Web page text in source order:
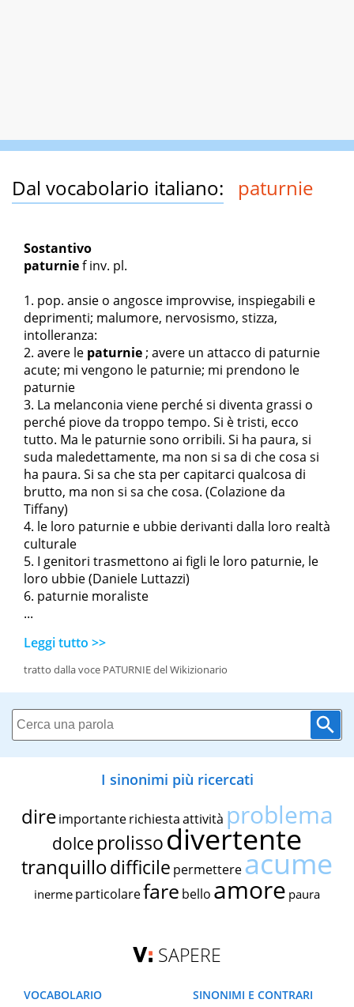
Dal vocabolario italiano: paturnie
Sostantivo
paturniefinv. pl.
pop. ansie o angosce improvvise, inspiegabili e
deprimenti; malumore, nervosismo, stizza,
intolleranza:
avere le paturnie ; avere un attacco di paturnie
acute; mi vengono le paturnie; mi prendono le
paturnie
La melanconia viene perché si diventa grassi o
perché piove da troppo tempo. Si è tristi, ecco
tutto. Ma le paturnie sono orribili. Si ha paura, si
suda maledettamente, ma non si sa di che cosa si
ha paura. Si sa che sta per capitarci qualcosa di
brutto, ma non si sa che cosa. (Colazione da
Tiffany)
le loro paturnie e ubbie derivanti dalla loro realtà
culturale
I genitori trasmettono ai figli le loro paturnie, le
loro ubbie(Daniele Luttazzi)
paturnie moraliste
...
Leggi tutto >>
tratto dalla voce PATURNIE del Wikizionario
I sinonimi più ricercati
dire importante richiestaattività problema
dolce prolissodivertente
tranquillodifficile permettereacume
inerme particolarefare bello amore paura
SAPERE
VOCABOLARIO
SINONIMI E CONTRARI